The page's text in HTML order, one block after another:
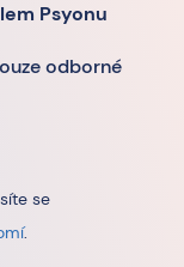
Psyonu
odborné
se
.